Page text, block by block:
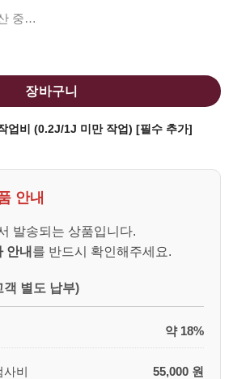
중…
발 탄창 수량
장바구니
업비 (0.2J/1J 미만 작업) [필수 추가]
안내
발송되는 상품입니다.
안내 를 반드시 확인해주세요.
객 별도 납부)
약 18%
사비 55,000 원